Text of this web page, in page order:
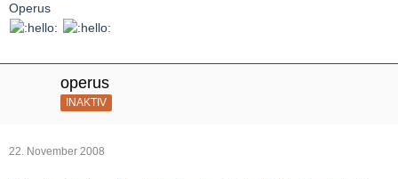
Operus
operus
INAKTIV
22. November 2008